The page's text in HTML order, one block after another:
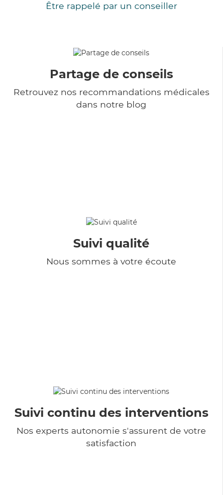
Être rappelé par un conseiller
Partage de conseils
Retrouvez nos recommandations médicales
dans notre blog
Suivi qualité
Nous sommes à votre écoute
Suivi continu des interventions
Nos experts autonomie s'assurent de votre
satisfaction